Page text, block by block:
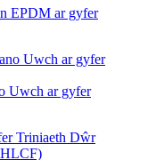
EPDM ar gyfer
Uwch ar gyfer